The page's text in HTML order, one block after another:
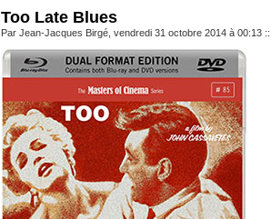
Too Late Blues
Par Jean-Jacques Birgé, vendredi 31 octobre 2014 à 00:13 ::